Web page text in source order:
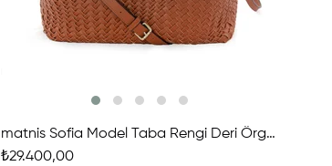
matnis Sofia Model Taba Rengi Deri Örgü Çanta
₺29.400,00